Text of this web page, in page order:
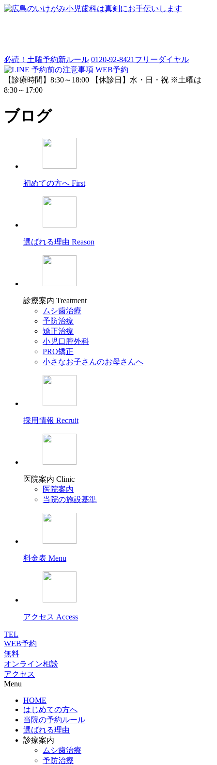
必読！土曜予約新ルール 0120-92-8421 フリーダイヤル
予約前の注意事項 WEB予約
【診療時間】8:30～18:00 【休診日】水・日・祝 ※土曜は
8:30～17:00
ブログ
初めての方へ First
選ばれる理由 Reason
診療案内 Treatment
ムシ歯治療
予防治療
矯正治療
小児口腔外科
PRO矯正
小さなお子さんのお母さんへ
採用情報 Recruit
医院案内 Clinic
医院案内
当院の施設基準
料金表 Menu
アクセス Access
TEL
WEB予約
無料
オンライン相談
アクセス
Menu
HOME
はじめての方へ
当院の予約ルール
選ばれる理由
診療案内
ムシ歯治療
予防治療